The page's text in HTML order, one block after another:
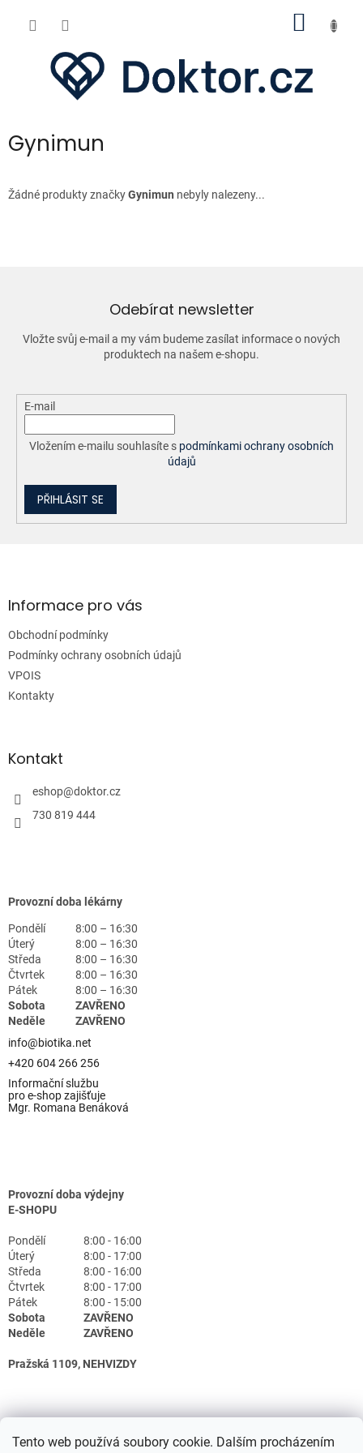
Tento web používá soubory cookie. Dalším procházením
Gynimun
Žádné produkty značkyGynimun nebyly nalezeny...
Odebírat newsletter
Vložte svůj e-mail a my vám budeme zasílat informace o nových
produktech na našem e-shopu.
E-mail
Vložením e-mailu souhlasíte s podmínkami ochrany osobních
údajů
PŘIHLÁSIT SE
aInformace pro vás
Obchodní podmínky
Podmínky ochrany osobních údajů
VPOIS
Kontakty
Kontakt
eshop@doktor.cz
730 819 444
Provozní doba lékárny
Pondělí
8:00 – 16:30
Úterý
8:00 – 16:30
Středa
8:00 – 16:30
Čtvrtek
8:00 – 16:30
Pátek
8:00 – 16:30
Sobota
ZAVŘENO
Neděle
ZAVŘENO
info@biotika.net
+420 604 266 256
Informační službu
pro e-shop zajišťuje
Mgr. Romana Benáková
Provozní doba výdejny
E-SHOPU
Pondělí
8:00 - 16:00
Úterý
8:00 - 17:00
Středa
8:00 - 16:00
Čtvrtek
8:00 - 17:00
Pátek
8:00 - 15:00
Sobota
ZAVŘENO
Neděle
ZAVŘENO
Pražská 1109, NEHVIZDY